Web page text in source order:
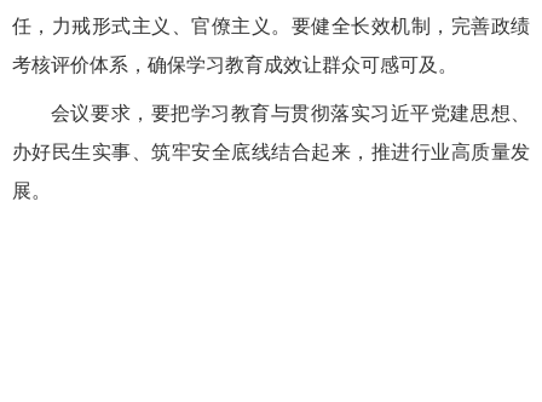
任，力戒形式主义、官僚主义。要健全长效机制，完善政绩
考核评价体系，确保学习教育成效让群众可感可及。
会议要求，要把学习教育与贯彻落实习近平党建思想、
办好民生实事、筑牢安全底线结合起来，推进行业高质量发
展。